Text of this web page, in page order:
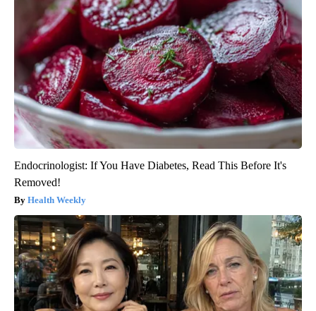
Endocrinologist: If You Have Diabetes, Read This Before It's
Removed!
Health Weekly